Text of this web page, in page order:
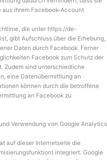
ihrem Facebook-Account
die unter https://de-
gibt Aufschluss über die Erhebung,
Daten durch Facebook. Ferner
Facebook zum Schutz der
Zudem sind unterschiedliche
eine Datenübermittlung an
können durch die betroffene
an Facebook zu
Verwendung von Google Analytics
auf dieser Internetseite die
integriert. Google